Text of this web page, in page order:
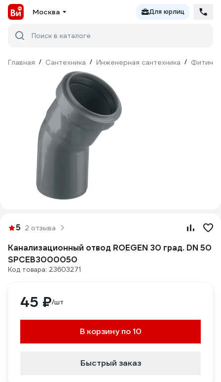
Москва Для юрлиц
Поиск в каталоге
Главная / Сантехника / Инженерная сантехника / Фитинги
5 2 отзыва
Канализационный отвод ROEGEN 30 град. DN 50
SPCEB3000050
Код товара: 23603271
45 ₽/шт
В корзину по 10
Быстрый заказ